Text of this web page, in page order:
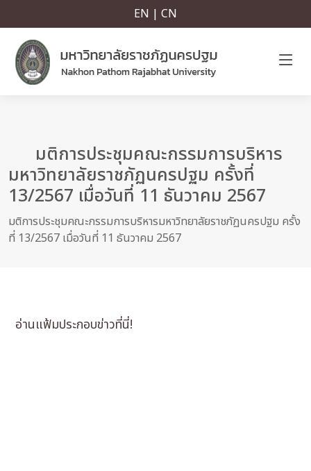
EN | CN
มติการประชุมคณะกรรมการบริหาร
มหาวิทยาลัยราชภัฏนครปฐม ครั้งที่
13/2567 เมื่อวันที่ 11 ธันวาคม 2567
มติการประชุมคณะกรรมการบริหารมหาวิทยาลัยราชภัฏนครปฐม ครั้ง
ที่ 13/2567 เมื่อวันที่ 11 ธันวาคม 2567
อ่านแฟ้มประกอบข่าวที่นี่!